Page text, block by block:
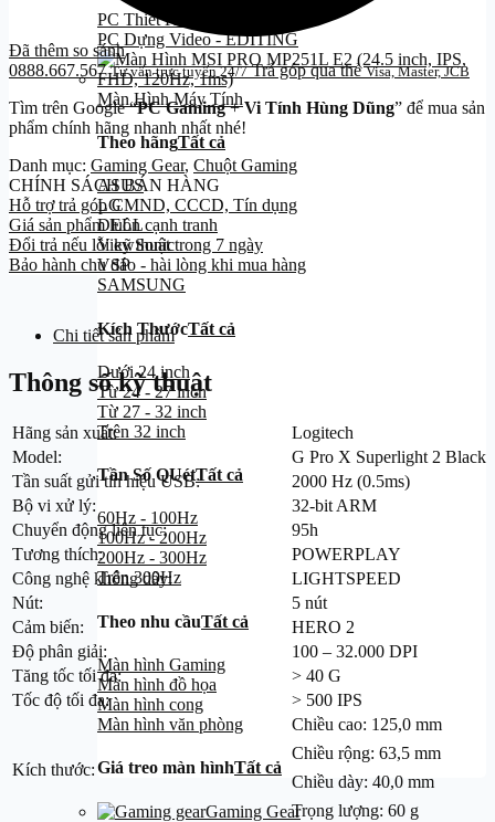
PC Thiết Kế 2D - 3D
PC Dựng Video - EDITING
Màn Hình Máy Tính
Theo hãngTất cả
ASUS
LG
DELL
ViewSonic
VSP
SAMSUNG
Kích ThướcTất cả
Dưới 24 inch
Từ 24 - 27 inch
Từ 27 - 32 inch
Trên 32 inch
Tần Số QUétTất cả
60Hz - 100Hz
100Hz - 200Hz
200Hz - 300Hz
Trên 300Hz
Theo nhu cầuTất cả
Màn hình Gaming
Màn hình đồ họa
Màn hình cong
Màn hình văn phòng
Giá treo màn hìnhTất cả
Gaming Gear
Đã thêm so sánh
0888.667.567 Tư vấn trực tuyến 24/7 Trả góp qua thẻ Visa, Master, JCB
Tìm trên Google “PC Gaming+Vi Tính Hùng Dũng” để mua sản
phẩm chính hãng nhanh nhất nhé!
Danh mục: Gaming Gear, Chuột Gaming
CHÍNH SÁCH BÁN HÀNG
Hỗ trợ trả góp CMND, CCCD, Tín dụng
Giá sản phẩm luôn cạnh tranh
Đổi trả nếu lỗi kỹ thuật trong 7 ngày
Bảo hành chu đáo - hài lòng khi mua hàng
Chi tiết sản phẩm
Thông số kỹ thuật
Hãng sản xuất:
Logitech
Model:
G Pro X Superlight 2 Black
Tần suất gửi tín hiệu USB:
2000 Hz (0.5ms)
Bộ vi xử lý:
32-bit ARM
Chuyển động liên tục:
95h
Tương thích:
POWERPLAY
Công nghệ không dây:
LIGHTSPEED
Nút:
5 nút
Cảm biến:
HERO 2
Độ phân giải:
100 – 32.000 DPI
Tăng tốc tối đa:
> 40 G
Tốc độ tối đa:
> 500 IPS
Kích thước:
Chiều cao: 125,0 mm
Chiều rộng: 63,5 mm
Chiều dày: 40,0 mm
Trọng lượng: 60 g